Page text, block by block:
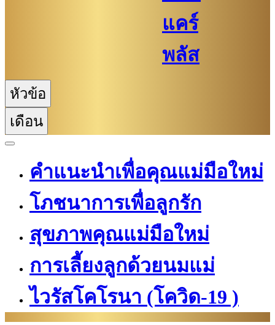
แคร์
พลัส
หัวข้อ
เดือน
คำแนะนำเพื่อคุณแม่มือใหม่
โภชนาการเพื่อลูกรัก
สุขภาพคุณแม่มือใหม่
การเลี้ยงลูกด้วยนมแม่
ไวรัสโคโรนา (โควิด-19 )